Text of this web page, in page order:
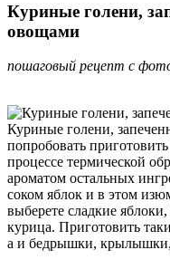
Куриные голени,
овощами
пошаговый рецепт с
Куриные голени,
попробовать
процессе термической
ароматом остальных
соком яблок и в этом
выберете сладкие
курица. Приготовить
а и бедрышки,